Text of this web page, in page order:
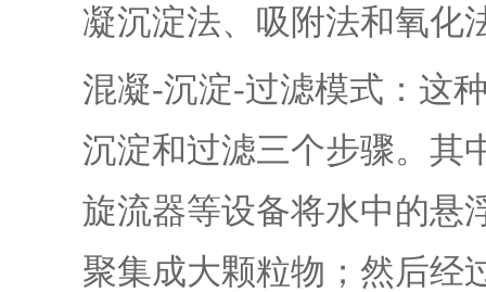
凝沉淀法、吸附法和氧化
混凝-沉淀-过滤模式：这
沉淀和过滤三个步骤。其
旋流器等设备将水中的悬
聚集成大颗粒物；然后经